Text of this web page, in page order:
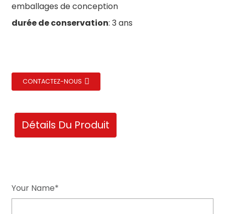
emballages de conception
durée de conservation: 3 ans
CONTACTEZ-NOUS
Détails Du Produit
Your Name*